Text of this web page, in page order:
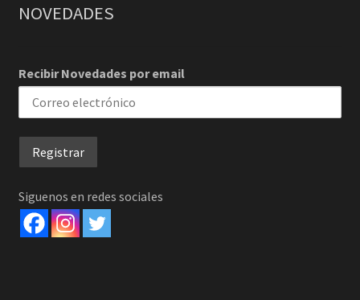
NOVEDADES
Recibir Novedades por email
Siguenos en redes sociales